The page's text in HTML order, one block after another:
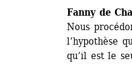
Fanny de
Nous
l’hypothèse
qu’il est le